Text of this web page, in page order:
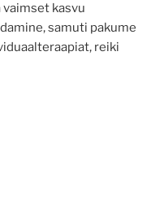
kasvu
samuti pakume
reiki